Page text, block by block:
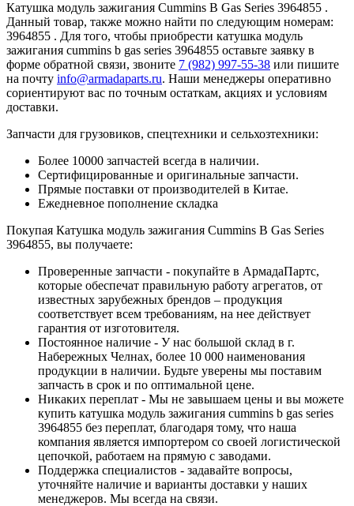
Катушка модуль зажигания Cummins B Gas Series 3964855 .
Данный товар, также можно найти по следующим номерам:
3964855 . Для того, чтобы приобрести катушка модуль
зажигания cummins b gas series 3964855 оставьте заявку в
форме обратной связи, звоните 7 (982) 997-55-38 или пишите
на почту info@armadaparts.ru. Наши менеджеры оперативно
сориентируют вас по точным остаткам, акциях и условиям
доставки.
Запчасти для грузовиков, спецтехники и сельхозтехники:
Более 10000 запчастей всегда в наличии.
Сертифицированные и оригинальные запчасти.
Прямые поставки от производителей в Китае.
Ежедневное пополнение складка
Покупая Катушка модуль зажигания Cummins B Gas Series
3964855, вы получаете:
Проверенные запчасти - покупайте в АрмадаПартс,
которые обеспечат правильную работу агрегатов, от
известных зарубежных брендов – продукция
соответствует всем требованиям, на нее действует
гарантия от изготовителя.
Постоянное наличие - У нас большой склад в г.
Набережных Челнах, более 10 000 наименования
продукции в наличии. Будьте уверены мы поставим
запчасть в срок и по оптимальной цене.
Никаких переплат - Мы не завышаем цены и вы можете
купить катушка модуль зажигания cummins b gas series
3964855 без переплат, благодаря тому, что наша
компания является импортером со своей логистической
цепочкой, работаем на прямую с заводами.
Поддержка специалистов - задавайте вопросы,
уточняйте наличие и варианты доставки у наших
менеджеров. Мы всегда на связи.